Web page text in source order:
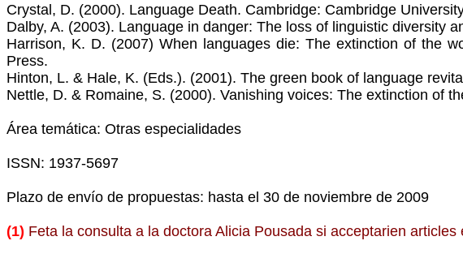
Crystal, D. (2000). Language Death. Cambridge: Cambridge
Dalby, A. (2003). Language in danger: The loss of linguistic diversity
Harrison, K. D. (2007) When languages die: The extinction of the
Press.
Hinton, L. & Hale, K. (Eds.). (2001). The green book of language
Nettle, D. & Romaine, S. (2000). Vanishing voices: The extinction of
Área temática: Otras especialidades
ISSN: 1937-5697
Plazo de envío de propuestas: hasta el 30 de noviembre de 2009
(1) Feta la consulta a la doctora Alicia Pousada si acceptarien